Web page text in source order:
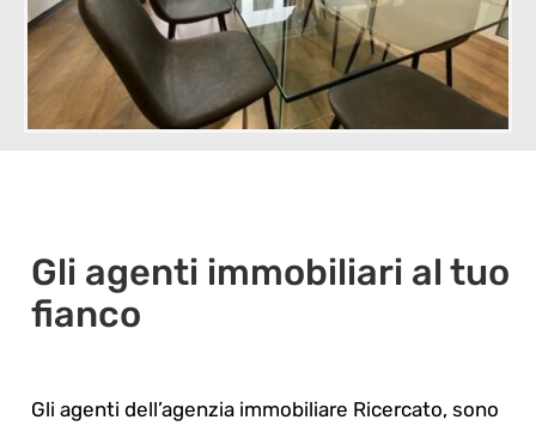
Gli agenti immobiliari al tuo
fianco
Gli agenti dell’agenzia immobiliare Ricercato, sono